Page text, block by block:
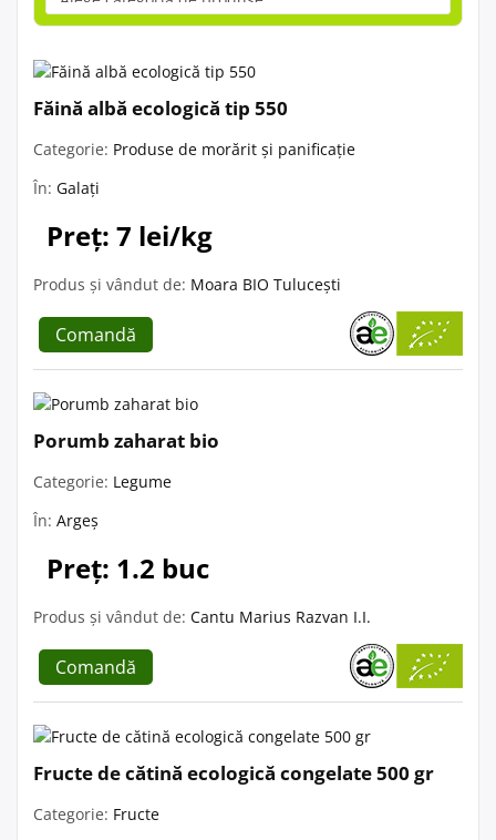
Făină albă ecologică tip 550
Categorie: Produse de morărit și panificație
În: Galați
Preț: 7 lei/kg
Produs și vândut de: Moara BIO Tulucești
Comandă
Porumb zaharat bio
Categorie: Legume
În: Argeș
Preț: 1.2 buc
Produs și vândut de: Cantu Marius Razvan I.I.
Comandă
Fructe de cătină ecologică congelate 500 gr
Categorie: Fructe